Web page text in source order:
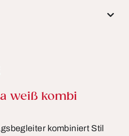
weiß kombi
kombiniert Stil